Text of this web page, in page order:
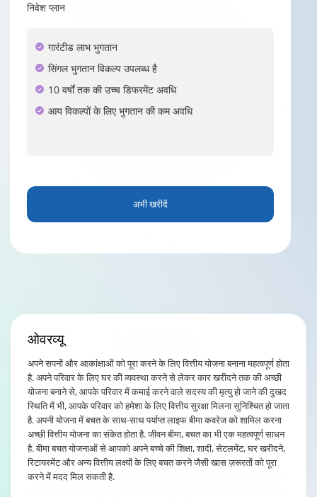
निवेश प्लान
गारंटीड लाभ भुगतान
सिंगल भुगतान विकल्प उपलब्ध है
10 वर्षों तक की उच्च डिफरमेंट अवधि
आय विकल्पों के लिए भुगतान की कम अवधि
अभी खरीदें
ओवरव्यू
अपने सपनों और आकांक्षाओं को पूरा करने के लिए वित्तीय योजना बनाना महत्वपूर्ण होता
है. अपने परिवार के लिए घर की व्यवस्था करने से लेकर कार खरीदने तक की अच्छी
योजना बनाने से, आपके परिवार में कमाई करने वाले सदस्य की मृत्यु हो जाने की दुखद
स्थिति में भी, आपके परिवार को हमेशा के लिए वित्तीय सुरक्षा मिलना सुनिश्चित हो जाता
है. अपनी योजना में बचत के साथ-साथ पर्याप्त लाइफ बीमा कवरेज को शामिल करना
अच्छी वित्तीय योजना का संकेत होता है. जीवन बीमा, बचत का भी एक महत्वपूर्ण साधन
है. बीमा बचत योजनाओं से आपको अपने बच्चे की शिक्षा, शादी, सेटलमेंट, घर खरीदने,
रिटायरमेंट और अन्य वित्तीय लक्ष्यों के लिए बचत करने जैसी खास ज़रूरतों को पूरा
करने में मदद मिल सकती है.